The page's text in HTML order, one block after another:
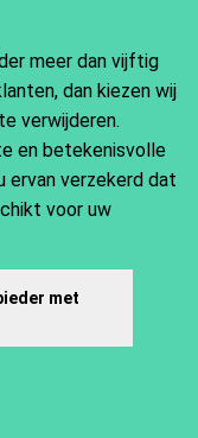
meer dan vijftig
dan kiezen wij
verwijderen.
en betekenisvolle
ervan verzekerd dat
voor uw
met